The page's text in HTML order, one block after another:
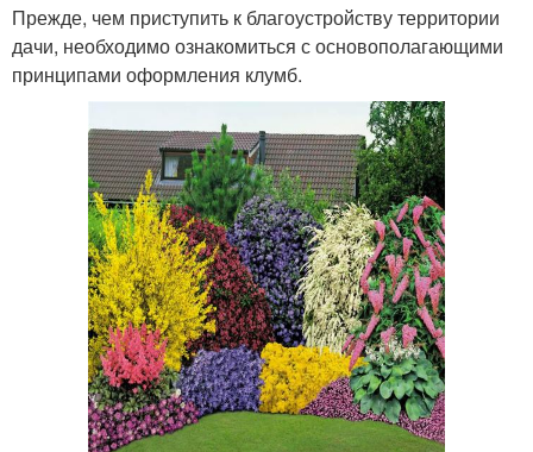
Прежде, чем приступить к благоустройству территории
дачи, необходимо ознакомиться с основополагающими
принципами оформления клумб.